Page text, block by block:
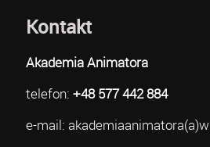
Kontakt
Akademia Animatora
telefon: +48 577 442 884
e-mail: